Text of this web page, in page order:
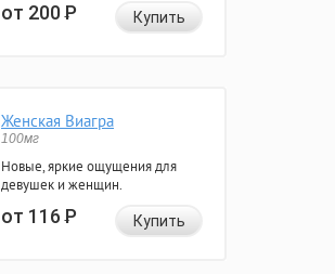
от 200Р Купить
Женская Виагра
100мг
Новые, яркие ощущения для
девушек и женщин.
от 116Р Купить